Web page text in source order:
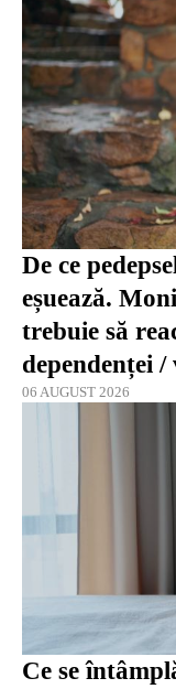
De ce
eșuează.
trebuie să
dependenței /
06 AUGUST 2026
Ce se